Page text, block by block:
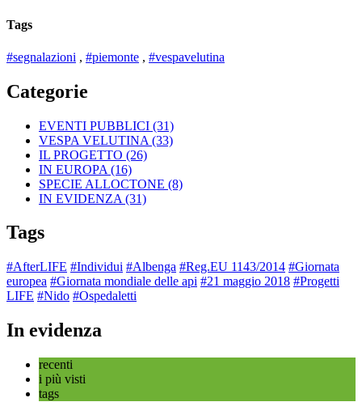
Tags
#segnalazioni , #piemonte , #vespavelutina
Categorie
EVENTI PUBBLICI (31)
VESPA VELUTINA (33)
IL PROGETTO (26)
IN EUROPA (16)
SPECIE ALLOCTONE (8)
IN EVIDENZA (31)
Tags
#AfterLIFE #Individui #Albenga #Reg.EU 1143/2014 #Giornata
europea #Giornata mondiale delle api #21 maggio 2018 #Progetti
LIFE #Nido #Ospedaletti
In evidenza
recenti
i più visti
tags